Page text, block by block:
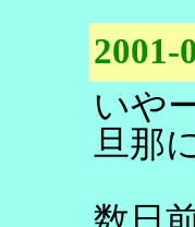
いや
旦那